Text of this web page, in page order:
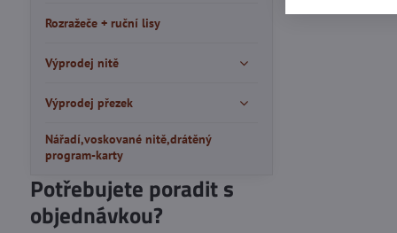
Rozražeče + ruční lisy
Výprodej nitě
Výprodej přezek
Nářadí,voskované nitě,drátěný
program-karty
Potřebujete poradit s
objednávkou?